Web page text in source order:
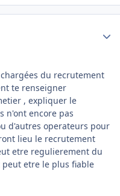
du recrutement
te renseigner
, expliquer le
n'ont encore pas
d'autres operateurs pour
lieu le recrutement
etre regulierement du
peut etre le plus fiable